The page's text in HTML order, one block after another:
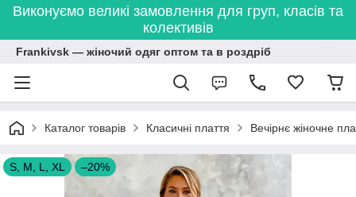
Виконуємо великі замовлення для груп, класів та
колективів
Frankivsk — жіночий одяг оптом та в роздріб
Каталог товарів Класичні плаття Вечірнє жіночне
S, M, L, XL –20%